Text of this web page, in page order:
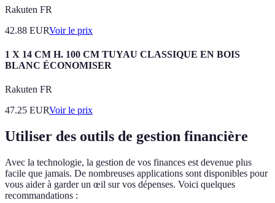
Rakuten FR
42.88 EURVoir le prix
1 X 14 CM H. 100 CM TUYAU CLASSIQUE EN BOIS
BLANC ÉCONOMISER
Rakuten FR
47.25 EURVoir le prix
Utiliser des outils de gestion financière
Avec la technologie, la gestion de vos finances est devenue plus
facile que jamais. De nombreuses applications sont disponibles pour
vous aider à garder un œil sur vos dépenses. Voici quelques
recommandations :